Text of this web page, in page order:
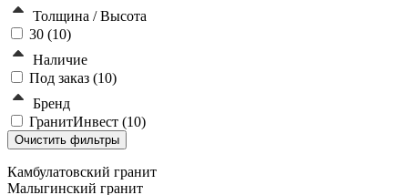
Толщина / Высота
30 (10)
Наличие
Под заказ (10)
Бренд
ГранитИнвест (10)
Камбулатовский гранит
Малыгинский гранит